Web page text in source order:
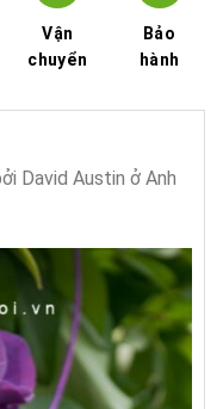
Vận
chuyển
Bảo
hành
David Austin ở Anh